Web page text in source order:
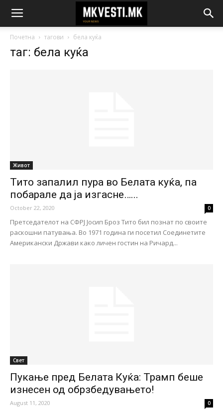
Почетна тагови бела куќа
таг: бела куќа
Живот
Тито запалил пура во Белата куќа, па
побарале да ја изгасне…...
October 22, 2020 0
Претседателот на СФРЈ Јосип Броз Тито бил познат по своите
раскошни патувања. Во 1971 година ги посетил Соединетите
Американски Држави како личен гостин на Ричард...
Свет
Пукање пред Белата Куќа: Трамп беше
изнесен од обрзбедувањето!
August 11, 2020 0